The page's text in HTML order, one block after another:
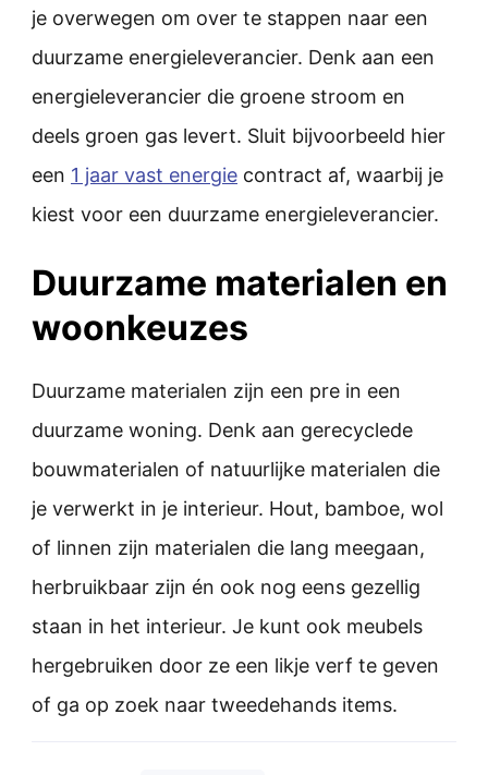
je overwegen om over te stappen naar een
duurzame energieleverancier. Denk aan een
energieleverancier die groene stroom en
deels groen gas levert. Sluit bijvoorbeeld hier
een 1 jaar vast energie contract af, waarbij je
kiest voor een duurzame energieleverancier.
Duurzame materialen en
woonkeuzes
Duurzame materialen zijn een pre in een
duurzame woning. Denk aan gerecyclede
bouwmaterialen of natuurlijke materialen die
je verwerkt in je interieur. Hout, bamboe, wol
of linnen zijn materialen die lang meegaan,
herbruikbaar zijn én ook nog eens gezellig
staan in het interieur. Je kunt ook meubels
hergebruiken door ze een likje verf te geven
of ga op zoek naar tweedehands items.